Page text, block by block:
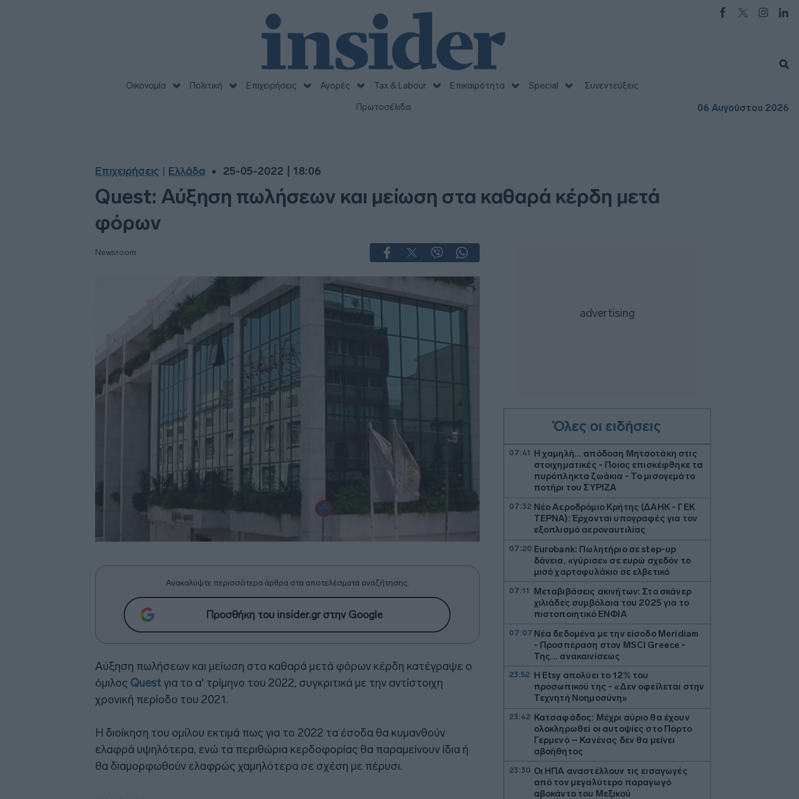
Οικονομία Πολιτική Επιχειρήσεις Αγορές Tax & Labour Επικαιρότητα Special
Συνεντεύξεις
Πρωτοσέλιδα
06 Αυγούστου 2026
Επιχειρήσεις Ελλάδα 25-05-2022 | 18:06
Quest: Αύξηση πωλήσεων και μείωση στα καθαρά κέρδη μετά
φόρων
Newsroom
Ανακαλύψτε περισσότερα άρθρα στα αποτελέσματα αναζήτησης.
Προσθήκη του insider.gr στην Google
Αύξηση πωλήσεων και μείωση στα καθαρά μετά φόρων κέρδη κατέγραψε ο
όμιλος Quest για το α' τρίμηνο του 2022, συγκριτικά με την αντίστοιχη
χρονική περίοδο του 2021.
Η διοίκηση του ομίλου εκτιμά πως για το 2022 τα έσοδα θα κυμανθούν
ελαφρά υψηλότερα, ενώ τα περιθώρια κερδοφορίας θα παραμείνουν ίδια ή
θα διαμορφωθούν ελαφρώς χαμηλότερα σε σχέση με πέρυσι.
Όλες οι ειδήσεις
07:41
Η χαμηλή… απόδοση Μητσοτάκη στις
στοιχηματικές - Ποιος επισκέφθηκε τα
πυρόπληκτα ζωάκια - Το μισογεμάτο
ποτήρι του ΣΥΡΙΖΑ
07:32 Νέο Αεροδρόμιο Κρήτης (ΔΑΗΚ - ΓΕΚ
ΤΕΡΝΑ): Έρχονται υπογραφές για τον
εξοπλισμό αεροναυτιλίας
07:20 Eurobank: Πωλητήριο σε step-up
δάνεια, «γύρισε» σε ευρώ σχεδόν το
μισό χαρτοφυλάκιο σε ελβετικό
07:11
Μεταβιβάσεις ακινήτων: Στο σκάνερ
χιλιάδες συμβόλαια του 2025 για το
πιστοποιητικό ΕΝΦΙΑ
07:07 Νέα δεδομένα με την είσοδο Meridiam
- Προσπέραση στον MSCI Greece -
Της… ανακαινίσεως
23:52 Η Etsy απολύει το 12% του
προσωπικού της - «Δεν οφείλεται στην
Τεχνητή Νοημοσύνη»
23:42 Κατσαφάδος: Μέχρι αύριο θα έχουν
ολοκληρωθεί οι αυτοψίες στο Πόρτο
Γερμενό – Κανένας δεν θα μείνει
αβοήθητος
23:30 Οι ΗΠΑ αναστέλλουν τις εισαγωγές
από τον μεγαλύτερο παραγωγό
αβοκάντο του Μεξικού